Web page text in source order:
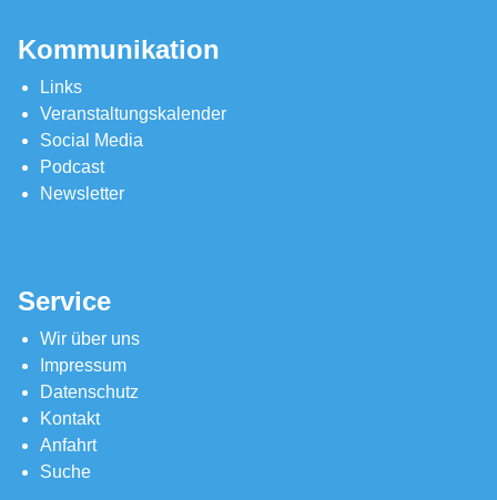
Kommunikation
Links
Veranstaltungskalender
Social Media
Podcast
Newsletter
Service
Wir über uns
Impressum
Datenschutz
Kontakt
Anfahrt
Suche